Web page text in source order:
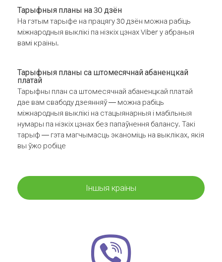
Тарыфныя планы на 30 дзён
На гэтым тарыфе на працягу 30 дзён можна рабіць
міжнародныя выклікі па нізкіх цэнах Viber у абраныя
вамі краіны.
Тарыфныя планы са штомесячнай абаненцкай
платай
Тарыфны план са штомесячнай абаненцкай платай
дае вам свабоду дзеянняў — можна рабіць
міжнародныя выклікі на стацыянарныя і мабільныя
нумары па нізкіх цэнах без папаўнення балансу. Такі
тарыф — гэта магчымасць эканоміць на выкліках, якія
вы ўжо робіце
Іншыя краіны